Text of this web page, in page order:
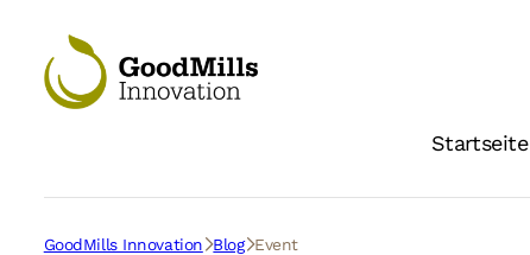
Startseite
GoodMills Innovation Blog Event